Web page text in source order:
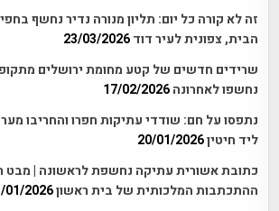
זה לא קורה כל יום: תליון מנורה נדיר נחשף
הבית, צפונית לעיר דוד 23/03/2026
שרידים חדשים של קטע מחומת ירושלים
נחשפו לאחרונה 17/02/2026
נתפסו על חם: שודדי עתיקות חפרו והחריבו
ליד חיטין20/01/2026
כתובת אשורית עתיקה נחשפת לראשונה | מבט
ההתכתבות המלכותית של בית ראשון01/2026